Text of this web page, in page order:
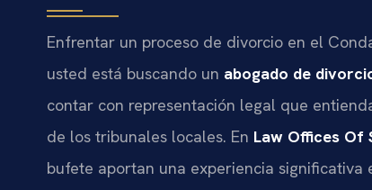
Enfrentar un proceso de divorcio en el
usted está buscando un abogado de
contar con representación legal que
de los tribunales locales. En Law Offices Of
bufete aportan una experiencia